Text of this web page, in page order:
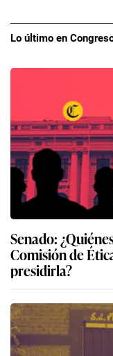
Lo último en
Senado:
Comisión de
presidirla?